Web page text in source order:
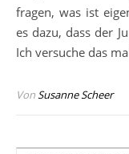
fragen, was ist
es dazu, dass der
Ich versuche das
VonSusanne Scheer